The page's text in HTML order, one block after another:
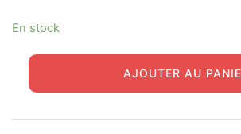
initial
était :
25,00€.
En stock
quantité
de
AJOUTER AU